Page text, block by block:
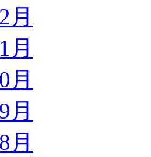
月
月
月
月
月